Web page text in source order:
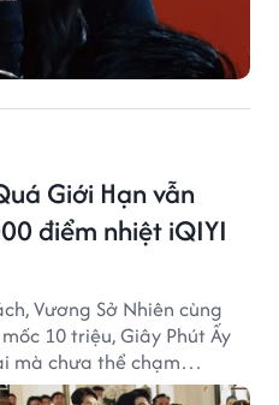
Giới Hạn vẫn
điểm nhiệt iQIYI
Vương Sở Nhiên cùng
10 triệu, Giây Phút Ấy
mà chưa thể chạm
hai nền tảng phát sóng.